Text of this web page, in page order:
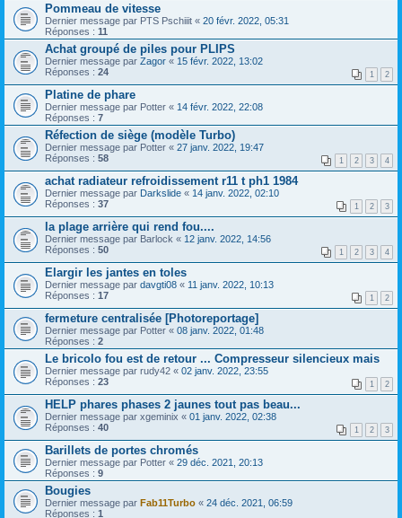
Pommeau de vitesse
Dernier message par PTS Pschiiit « 20 févr. 2022, 05:31
Réponses : 11
Achat groupé de piles pour PLIPS
Dernier message par Zagor « 15 févr. 2022, 13:02
Réponses : 24 1 2
Platine de phare
Dernier message par Potter « 14 févr. 2022, 22:08
Réponses : 7
Réfection de siège (modèle Turbo)
Dernier message par Potter « 27 janv. 2022, 19:47
Réponses : 58 1 2 3 4
achat radiateur refroidissement r11 t ph1 1984
Dernier message par Darkslide « 14 janv. 2022, 02:10
Réponses : 37 1 2 3
la plage arrière qui rend fou....
Dernier message par Barlock « 12 janv. 2022, 14:56
Réponses : 50 1 2 3 4
Elargir les jantes en toles
Dernier message par davgti08 « 11 janv. 2022, 10:13
Réponses : 17 1 2
fermeture centralisée [Photoreportage]
Dernier message par Potter « 08 janv. 2022, 01:48
Réponses : 2
Le bricolo fou est de retour ... Compresseur silencieux mais
Dernier message par rudy42 « 02 janv. 2022, 23:55
Réponses : 23 1 2
HELP phares phases 2 jaunes tout pas beau...
Dernier message par xgeminix « 01 janv. 2022, 02:38
Réponses : 40 1 2 3
Barillets de portes chromés
Dernier message par Potter « 29 déc. 2021, 20:13
Réponses : 9
Bougies
Dernier message par Fab11Turbo « 24 déc. 2021, 06:59
Réponses : 1